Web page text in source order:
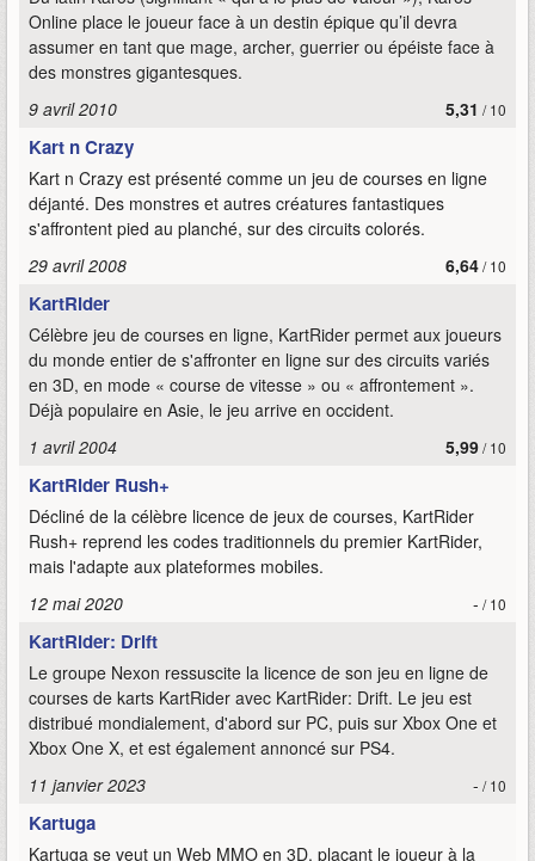
Online place le joueur face à un destin épique qu’il devra
assumer en tant que mage, archer, guerrier ou épéiste face à
des monstres gigantesques.
9 avril 2010
5,31 / 10
Kart n Crazy
Kart n Crazy est présenté comme un jeu de courses en ligne
déjanté. Des monstres et autres créatures fantastiques
s'affrontent pied au planché, sur des circuits colorés.
29 avril 2008
6,64/ 10
KartRider
Célèbre jeu de courses en ligne, KartRider permet aux joueurs
du monde entier de s'affronter en ligne sur des circuits variés
en 3D, en mode « course de vitesse » ou « affrontement ».
Déjà populaire en Asie, le jeu arrive en occident.
1 avril 2004
5,99/ 10
KartRider Rush+
Décliné de la célèbre licence de jeux de courses, KartRider
Rush+ reprend les codes traditionnels du premier KartRider,
mais l'adapte aux plateformes mobiles.
12 mai 2020
- / 10
KartRider: Drift
Le groupe Nexon ressuscite la licence de son jeu en ligne de
courses de karts KartRider avec KartRider: Drift. Le jeu est
distribué mondialement, d'abord sur PC, puis sur Xbox One et
Xbox One X, et est également annoncé sur PS4.
11 janvier 2023
- / 10
Kartuga
Kartuga se veut un Web MMO en 3D, plaçant le joueur à la